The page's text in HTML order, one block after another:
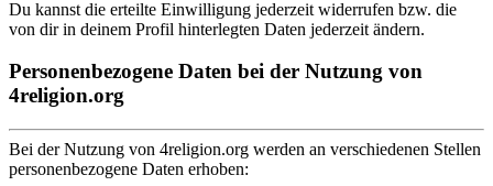
Du kannst die erteilte Einwilligung jederzeit widerrufen bzw. die
von dir in deinem Profil hinterlegten Daten jederzeit ändern.
Personenbezogene Daten bei der Nutzung von
4religion.org
Bei der Nutzung von 4religion.org werden an verschiedenen Stellen
personenbezogene Daten erhoben: